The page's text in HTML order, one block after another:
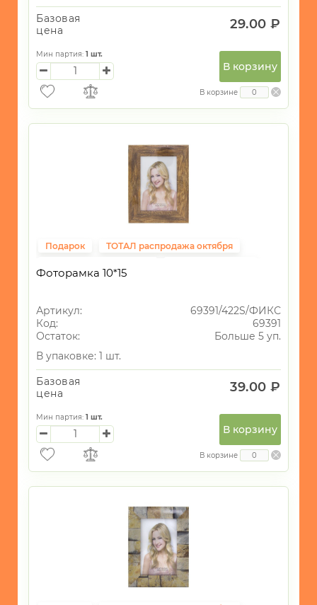
Базовая
цена
29.00 ₽
Мин партия: 1 шт.
В корзину
В корзине
Подарок
ТОТАЛ распродажа октября
Фиксированная цена
Фоторамка 10*15
Артикул:
69391/422S/ФИКС
Код:
69391
Остаток:
Больше 5 уп.
В упаковке: 1 шт.
Базовая
цена
39.00 ₽
Мин партия: 1 шт.
В корзину
В корзине